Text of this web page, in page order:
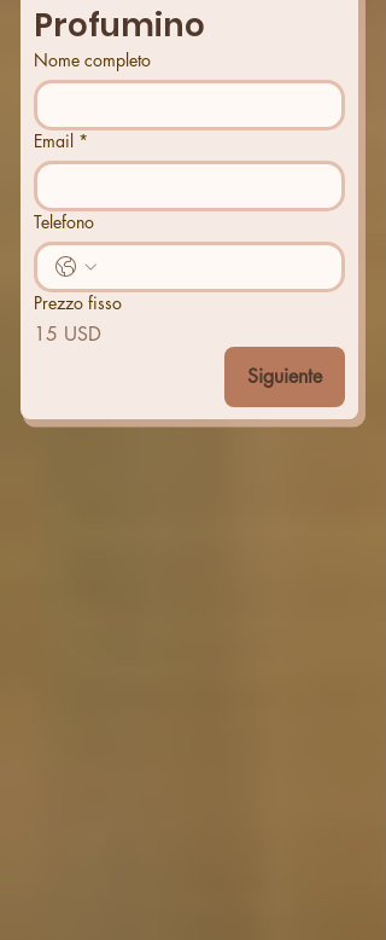
Profumino
Nome completo
Email *
Telefono
Prezzo fisso
15 USD
Siguiente